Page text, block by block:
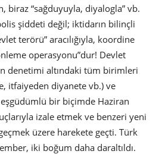
biraz “sağduyuyla, diyalogla” vb.
şiddeti değil; iktidarın bilinçli
terörü” aracılığıyla, koordine
operasyonu”dur! Devlet
denetimi altındaki tüm birimleri
itfaiyeden diyanete vb.) ve
bir biçimde Haziran
izale etmek ve benzeri yeni
üzere harekete geçti. Türk
iki boğum daha daraltıldı.